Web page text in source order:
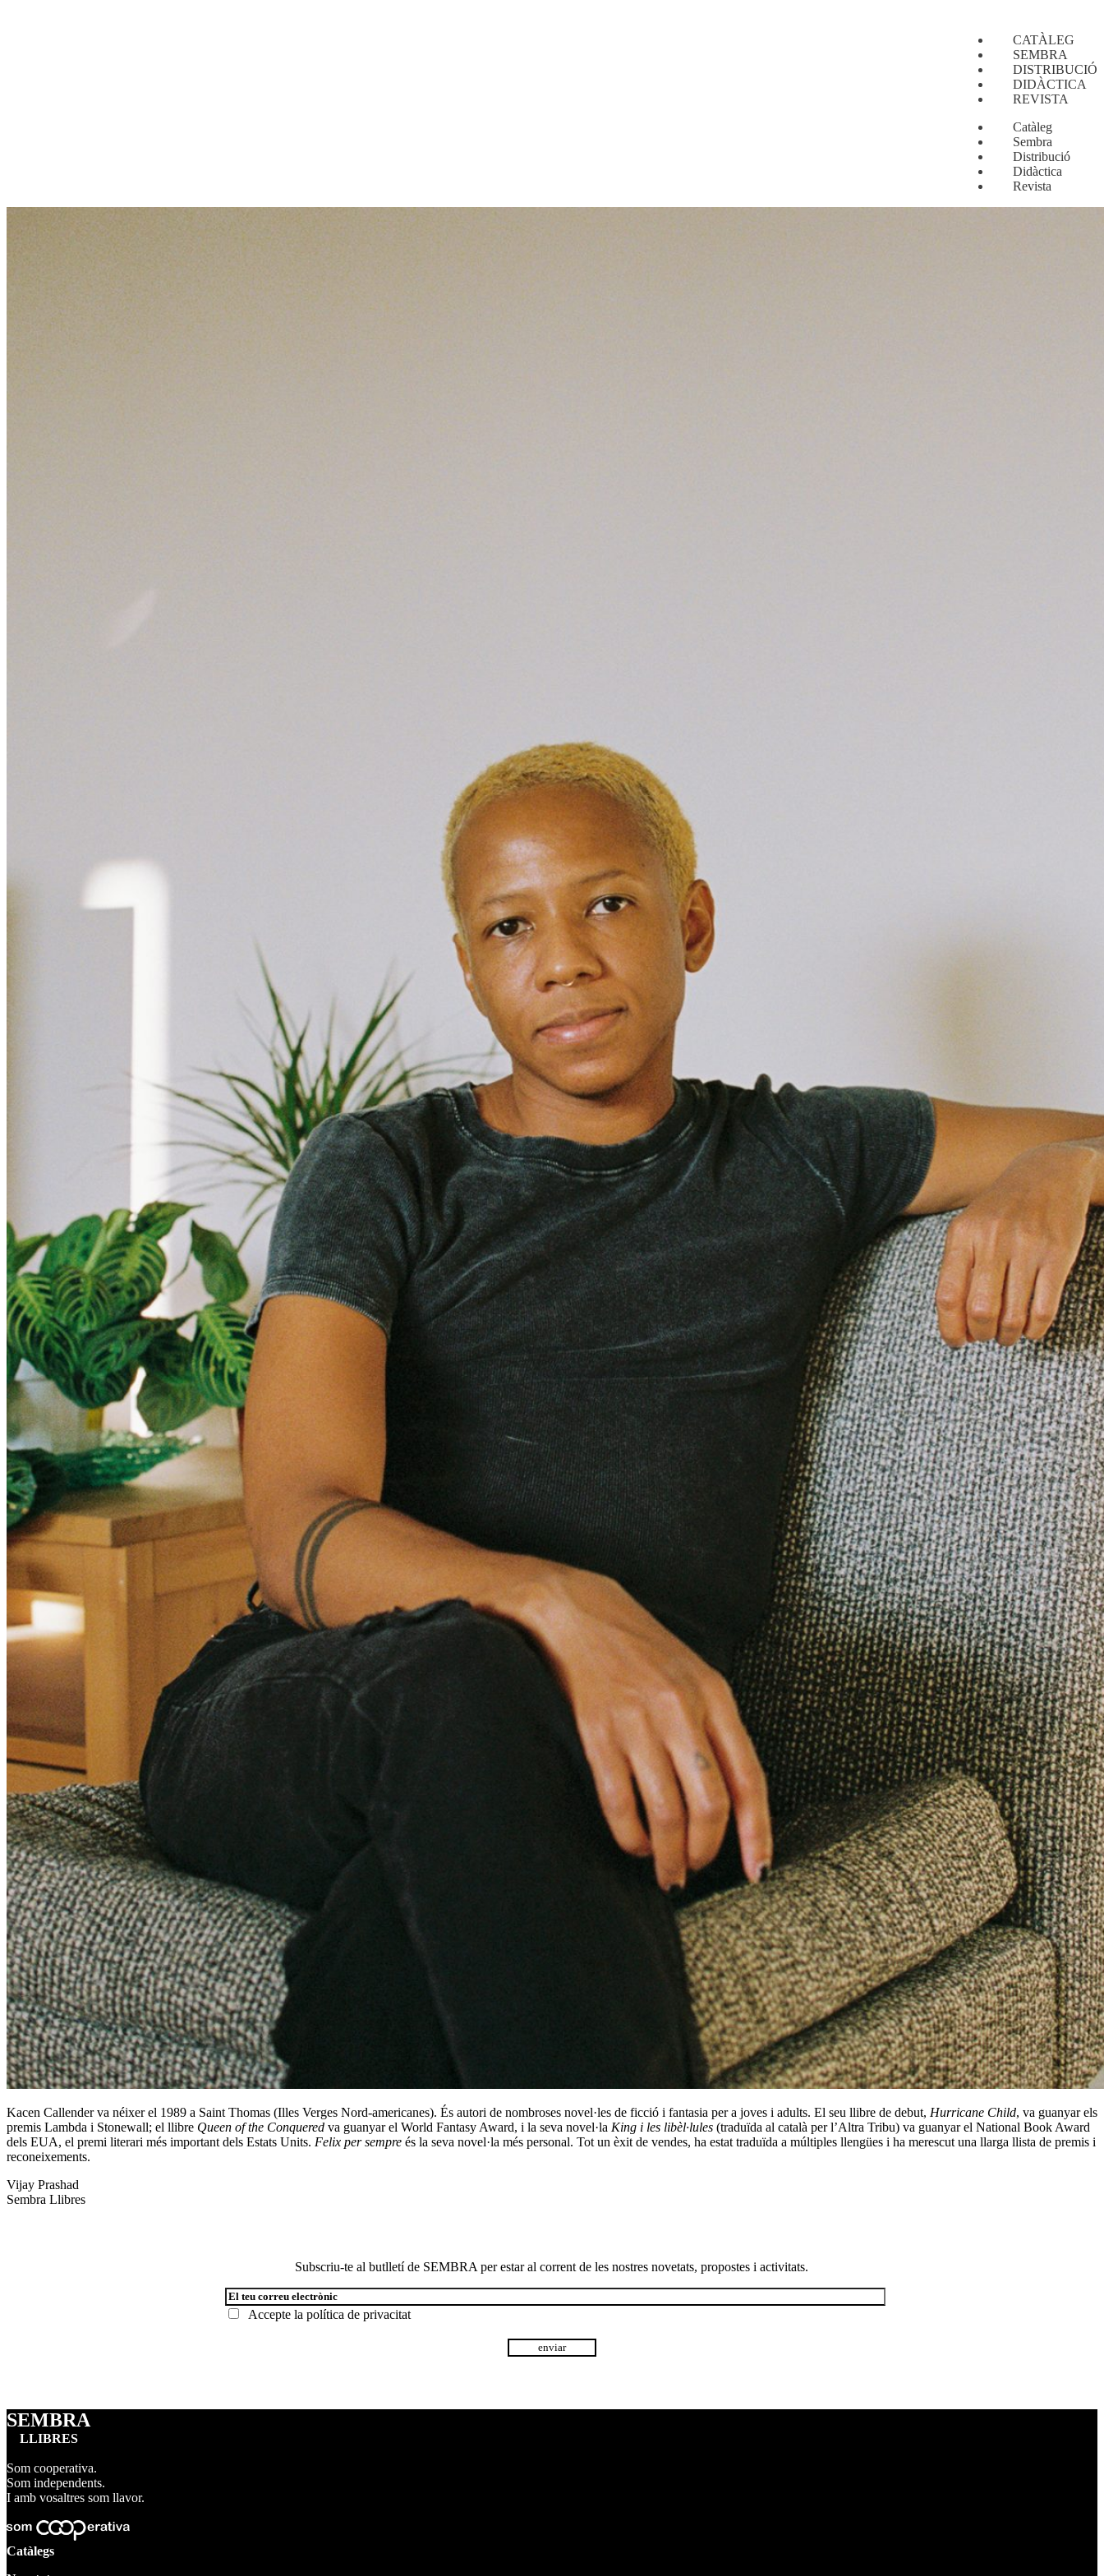
CATÀLEG
SEMBRA
DISTRIBUCIÓ
DIDÀCTICA
REVISTA
Catàleg
Sembra
Distribució
Didàctica
Revista
Kacen Callender va néixer el 1989 a Saint Thomas (Illes Verges Nord-americanes). És autori de nombroses novel·les de ficció i fantasia per a joves i adults. El seu llibre de debut, Hurricane Child, va guanyar els
premis Lambda i Stonewall; el llibre Queen of the Conquered va guanyar el World Fantasy Award, i la seva novel·la King i les libèl·lules (traduïda al català per l’Altra Tribu) va guanyar el National Book Award
dels EUA, el premi literari més important dels Estats Units. Felix per sempre és la seva novel·la més personal. Tot un èxit de vendes, ha estat traduïda a múltiples llengües i ha merescut una llarga llista de premis i
reconeixements.
Navegació
d'entrades
Entrada
anterior:
Vijay Prashad
Pròxima
Sembra Llibres
Subscriu-te al butlletí de SEMBRA per estar al corrent de les nostres novetats, propostes i activitats.
Accepte la política de privacitat
SEMBRA
LLIBRES
Som cooperativa.
Som independents.
I amb vosaltres som llavor.
Catàlegs